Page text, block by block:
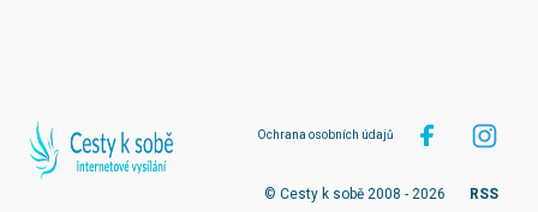
Ochrana osobních údajů
© Cesty k sobě 2008 - 2026 RSS